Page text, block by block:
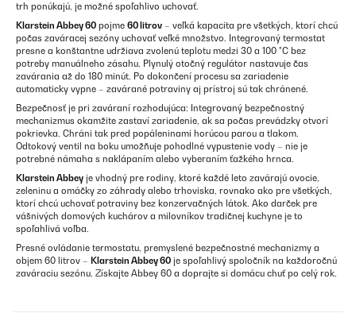
trh ponúkajú, je možné spoľahlivo uchovať.
Klarstein Abbey 60 pojme 60 litrov – veľká kapacita pre všetkých, ktorí chcú
počas zaváracej sezóny uchovať veľké množstvo. Integrovaný termostat
presne a konštantne udržiava zvolenú teplotu medzi 30 a 100 °C bez
potreby manuálneho zásahu. Plynulý otočný regulátor nastavuje čas
zavárania až do 180 minút. Po dokončení procesu sa zariadenie
automaticky vypne – zavárané potraviny aj prístroj sú tak chránené.
Bezpečnosť je pri zaváraní rozhodujúca: Integrovaný bezpečnostný
mechanizmus okamžite zastaví zariadenie, ak sa počas prevádzky otvorí
pokrievka. Chráni tak pred popáleninami horúcou parou a tlakom.
Odtokový ventil na boku umožňuje pohodlné vypustenie vody – nie je
potrebné námaha s naklápaním alebo vyberaním ťažkého hrnca.
Klarstein Abbey je vhodný pre rodiny, ktoré každé leto zavárajú ovocie,
zeleninu a omáčky zo záhrady alebo trhoviska, rovnako ako pre všetkých,
ktorí chcú uchovať potraviny bez konzervačných látok. Ako darček pre
vášnivých domových kuchárov a milovníkov tradičnej kuchyne je to
spoľahlivá voľba.
Presné ovládanie termostatu, premyslené bezpečnostné mechanizmy a
objem 60 litrov – Klarstein Abbey 60 je spoľahlivý spoločník na každoročnú
zaváraciu sezónu. Získajte Abbey 60 a doprajte si domácu chuť po celý rok.